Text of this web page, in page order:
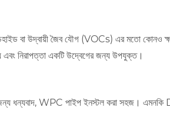
বা উদ্বায়ী জৈব যৌগ (VOCs) এর মতো কোনও
এবং নিরাপত্তা একটি উদ্বেগের জন্য উপযুক্ত।
জন্য ধন্যবাদ, WPC পাইপ ইনস্টল করা সহজ। এমনকি